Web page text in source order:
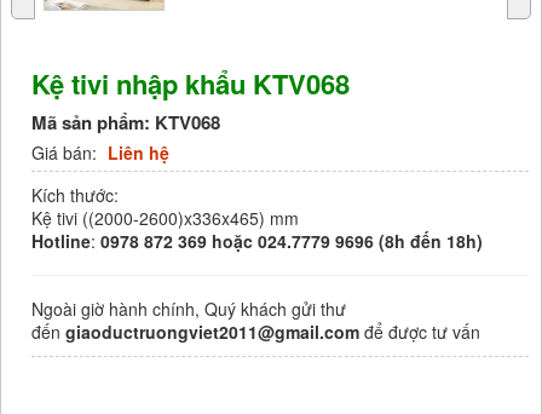
Kệ tivi nhập khẩu KTV068
Mã sản phẩm: KTV068
Giá bán: Liên hệ
Kích thước:
Kệ tivi ((2000-2600)x336x465) mm
Hotline: 0978 872 369 hoặc 024.7779 9696 (8h đến 18h)
Ngoài giờ hành chính, Quý khách gửi thư
đến giaoductruongviet2011@gmail.com để được tư vấn